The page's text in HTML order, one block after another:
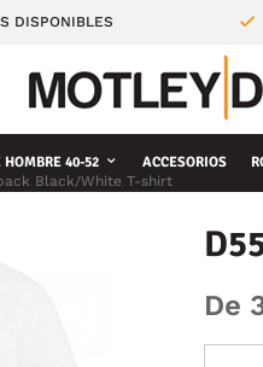
DISPONIBLES
40-52 ACCESORIOS
Black/White T-shirt
De